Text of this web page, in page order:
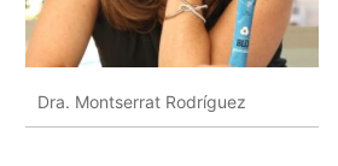
Dra. Montserrat Rodríguez